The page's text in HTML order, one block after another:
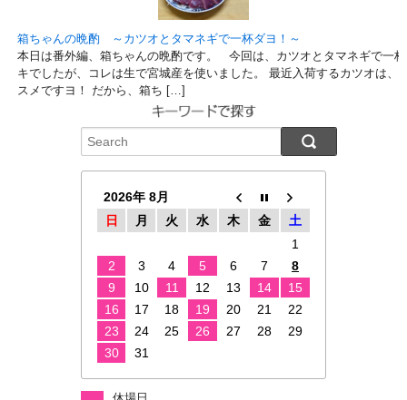
箱ちゃんの晩酌 ～カツオとタマネギで一杯ダヨ！～
本日は番外編、箱ちゃんの晩酌です。 今回は、カツオとタマネギで一
キでしたが、コレは生で宮城産を使いました。 最近入荷するカツオは、
スメですヨ！ だから、箱ち […]
2026年 8月
日
月 火 水 木 金
土
1
2
3 4 5 6 7
8
9
10 11 12 13 14
15
16
17 18 19 20 21
22
23
24 25 26 27 28
29
30
31